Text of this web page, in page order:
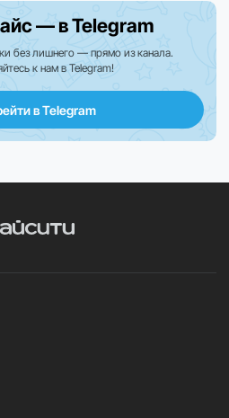
позволяют отслеживать
пульс, сон и другие
контролировать
прогресс.
образ.
доступ к
позволяет использовать
даже при активной нагрузке и
функций.
— в Telegram
без лишнего — прямо из канала.
к нам в Telegram!
в Telegram